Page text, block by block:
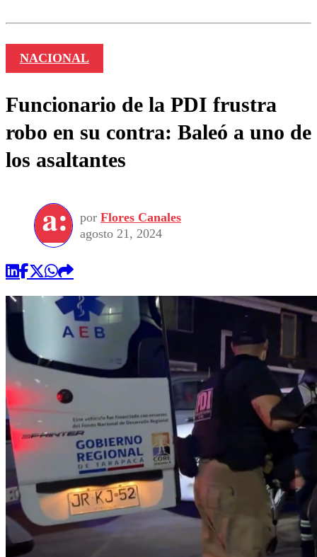
NACIONAL
Funcionario de la PDI frustra
robo en su contra: Baleó a uno de
los asaltantes
por Flores Canales
agosto 21, 2024